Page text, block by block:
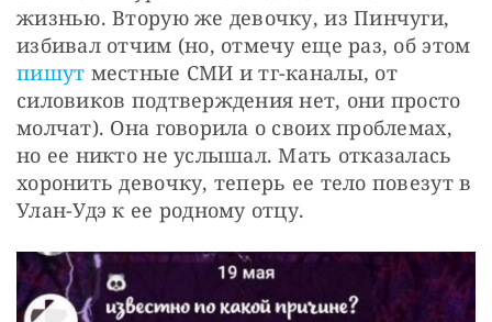
жизнью. Вторую же девочку, из Пинчуги,
пишут местные СМИ и тг-каналы, от
силовиков подтверждения нет, они просто
молчат). Она говорила о своих проблемах,
но ее никто не услышал. Мать отказалась
хоронить девочку, теперь ее тело повезут в
Улан-Удэ к ее родному отцу.